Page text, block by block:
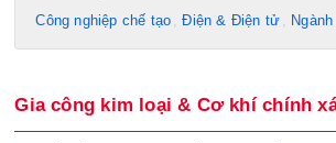
Công nghiệp chế tạo​ Điện & Điện tử
Gia công kim loại & Cơ khí chính